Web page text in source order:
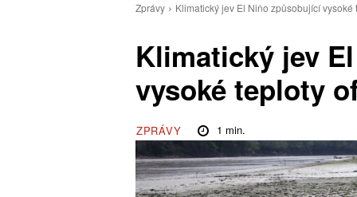
Zprávy Klimatický jev El Niňo způsobující
Klimatický jev
vysoké teploty
ZPRÁVY 1 min.